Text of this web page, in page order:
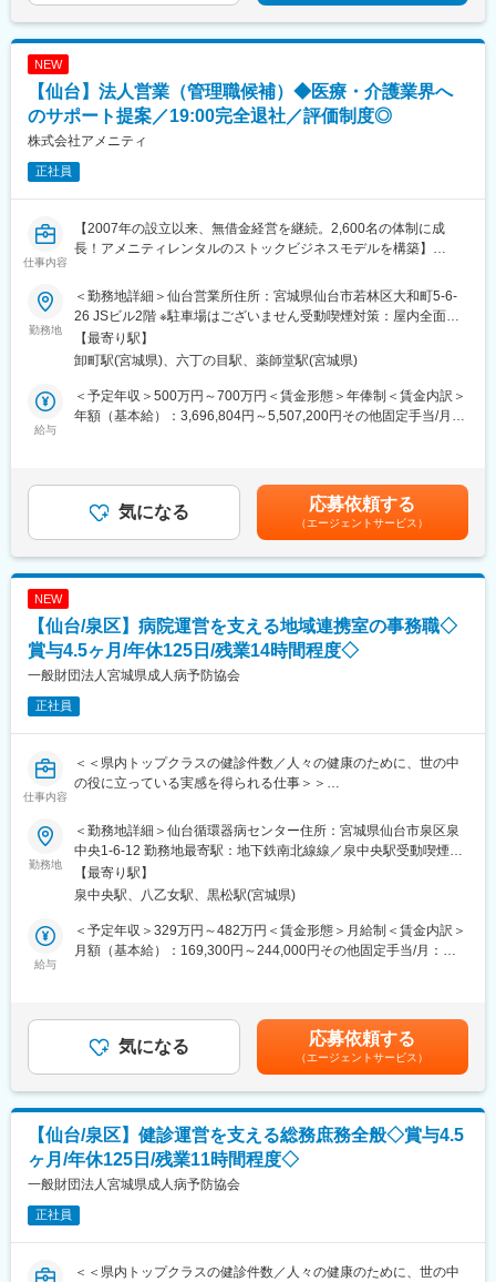
東海道)、香櫨園駅、中山寺駅、大久保駅(兵庫県)、舞子公園駅、
六甲駅、富雄駅、横川駅、小網町駅、吉塚駅、茶山駅(福岡県)、九
NEW
【仙台】法人営業（管理職候補）◆医療・介護業界へ
のサポート提案／19:00完全退社／評価制度◎
株式会社アメニティ
正社員
仕事内容
【2007年の設立以来、無借金経営を継続。2,600名の体制に成
長！アメニティレンタルのストックビジネスモデルを構築】
を図るため、このたび新たな仲間をお迎えすることとなりまし
た。
■業務詳細：
病院や介護施設に向けて、入院・入所時に必要な衣類やタオル、
日用品などをレンタルできる「アメニティサポートシステム」を
提案する営業です。ニーズに応じて、人材派遣・紹介サービスや
院内売店の運営代行サービスも提案していきます。
献性も高く、今後の高齢化社会において成長が見込める成長産業
です。 また、病院や介護施設の業務軽減に貢献する事で、患者
様、利用者様へのサービス向上に直結する為、大変やりがいのあ
た、事業拡大に伴い、新規の営業所も出店しており、営業所長や
エリアを管理する責任者などのポストがある為、早期のキャリア
アップが見込めます。 ※実際に入社4年前後で所長になった中途入
社の方もいらっしゃいます。
品）をレンタルするアメニティサポートシステムを提供している
会社です。
ご利用者への提供・回収・請求まで全て弊社で受け持っておりま
す。そのため医療・介護施設の業務負担の軽減もでき多くのメリ
ットがあります。拠点は北海道から九州まで展開し、毎年増収・
増益と確実に業績伸長しています。
変更の範囲：会社の定める業務
勤務地
＜勤務地詳細＞仙台営業所住所：宮城県仙台市若林区大和町5-6-
26 JSビル2階 ※駐車場はございません受動喫煙対策：屋内全面禁
煙変更の範囲：会社の定める事業所
【最寄り駅】
卸町駅(宮城県)、六丁の目駅、薬師堂駅(宮城県)
給与
＜予定年収＞500万円～700万円＜賃金形態＞年俸制＜賃金内訳＞
年額（基本給）：3,696,804円～5,507,200円その他固定手当/月：
無＞有＜残業手当＞有＜給与補足＞・年収：月額×12ヵ月分・評
価：年2回（4月・10月/売上実績だけでなく取り組み姿勢や提案プ
ロセスなどの定性評価も重視）※経験や意欲次第では新しい営業所
の立ち上げに携わる可能性等もございます。賃金はあくまでも目
安の金額であり、選考を通じて上下する可能性があります。月給
気になる 応募依頼する
（エージェントサービス）
NEW
【仙台/泉区】病院運営を支える地域連携室の事務職◇
賞与4.5ヶ月/年休125日/残業14時間程度◇
一般財団法人宮城県成人病予防協会
正社員
仕事内容
＜＜県内トップクラスの健診件数／人々の健康のために、世の中
の役に立っている実感を得られる仕事＞＞
■業務内容：
総合連携室での地域医療機関との連携業務
・地域医療機関からの患者受入や患者紹介の診察・検査等調整業
務
(電話対応、訪問対応等)
・患者受入、紹介等のデータ管理業務
・紹介状、返書の管理業務 など
■モデル年収：
・30歳 主任職 377万円（残業月平均14時間含む）
昭和38年の設立以来、健康診査と診療の分野から、地域の皆さま
の健康的な生活に関わってきた当協会。最新医療機器や細やかな
サポート体制など、健康に関わるさまざまなサービスを展開して
変更の範囲：会社の定める業務
勤務地
＜勤務地詳細＞仙台循環器病センター住所：宮城県仙台市泉区泉
中央1-6-12 勤務地最寄駅：地下鉄南北線線／泉中央駅受動喫煙対
策：屋内全面禁煙変更の範囲：会社の定める事業所
【最寄り駅】
泉中央駅、八乙女駅、黒松駅(宮城県)
給与
＜予定年収＞329万円～482万円＜賃金形態＞月給制＜賃金内訳＞
月額（基本給）：169,300円～244,000円その他固定手当/月：
月） ※計4.5ヶ月分（前年度実績）■処遇改善手当：5,110 円■ベー
スアップ手当：14,700円賃金はあくまでも目安の金額であり、選
考を通じて上下する可能性があります。月給(月額)は固定手当を含
めた表記です。
気になる 応募依頼する
（エージェントサービス）
【仙台/泉区】健診運営を支える総務庶務全般◇賞与4.5
ヶ月/年休125日/残業11時間程度◇
一般財団法人宮城県成人病予防協会
正社員
＜＜県内トップクラスの健診件数／人々の健康のために、世の中